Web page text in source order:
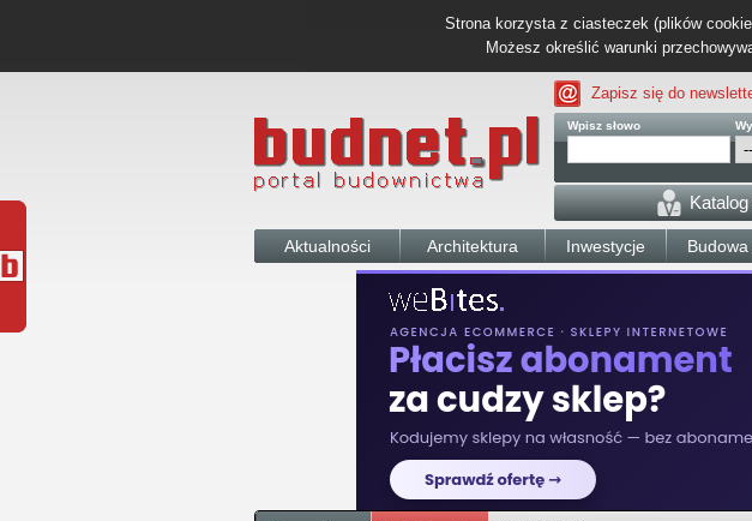
Strona korzysta z ciasteczek (plików
Możesz określić warunki
Zapisz się do
Wpisz słowo
Aktualności Architektura Inwestycje